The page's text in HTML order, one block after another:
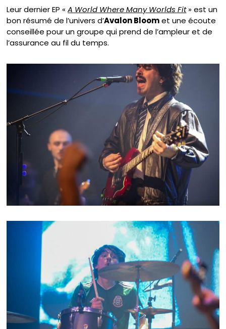
Leur dernier EP «A World Where Many Worlds Fit» est un
bon résumé de l’univers d’Avalon Bloomet une écoute
conseillée pour un groupe qui prend de l’ampleur et de
l’assurance au fil du temps.